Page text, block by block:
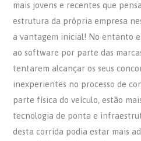
mais jovens e recentes que
estrutura da própria empresa
a vantagem inicial! No entanto
ao software por parte das
tentarem alcançar os seus
inexperientes no processo de
parte física do veículo, estão
tecnologia de ponta e
desta corrida podia estar mais